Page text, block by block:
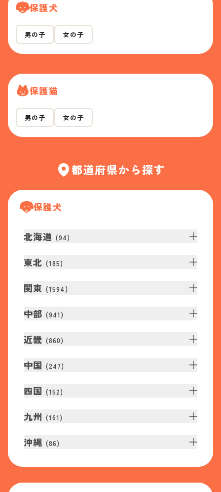
保護犬
男の子 女の子
保護猫
男の子 女の子
都道府県から探す
保護犬
北海道 (94)
東北 (185)
関東 (1594 )
中部 (941 )
近畿 (860)
中国 (247)
四国 (152)
九州 (161 )
沖縄 (86)